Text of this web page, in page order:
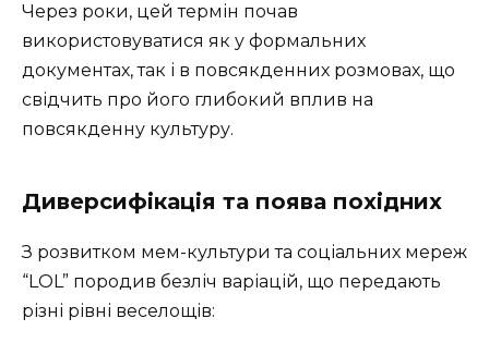
Через роки, цей термін почав
використовуватися як у формальних
документах, так і в повсякденних розмовах, що
свідчить про його глибокий вплив на
повсякденну культуру.
Диверсифікація та поява похідних
З розвитком мем-культури та соціальних мереж
“LOL” породив безліч варіацій, що передають
різні рівні веселощів: